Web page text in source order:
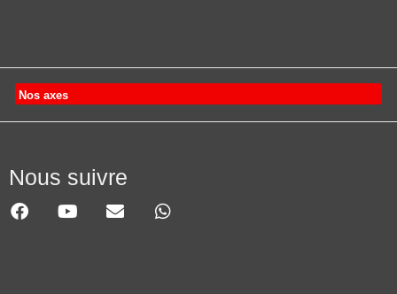
Nos axes
Nous suivre